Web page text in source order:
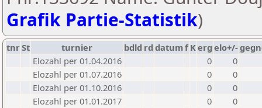
Grafik Partie-Statistik)
tnrSt turnier bdld rd datumf Kerg elo+/-
Elozahl per 01.04.2016
0
0
Elozahl per 01.07.2016
0
0
Elozahl per 01.10.2016
0
0
Elozahl per 01.01.2017
0
0